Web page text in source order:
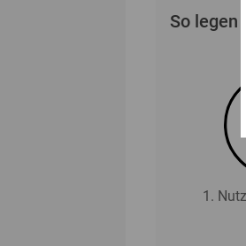
So legen
1.